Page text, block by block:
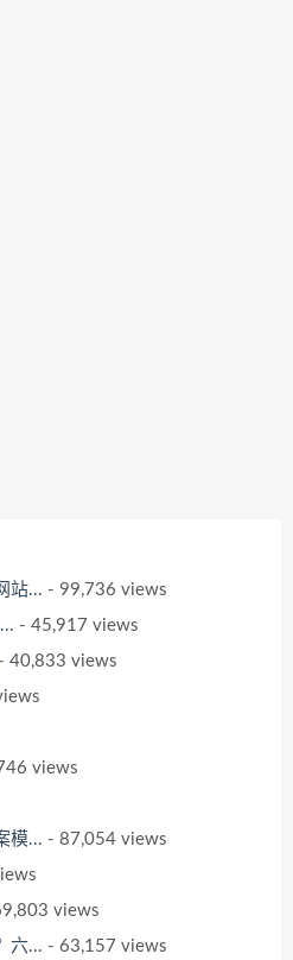
站... - 99,736 views
- 45,917 views
- 40,833 views
views
模... - 87,054 views
views
六... - 63,157 views